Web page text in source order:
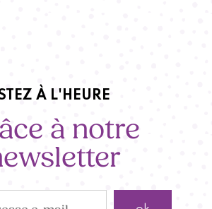
À L'HEURE
à notre